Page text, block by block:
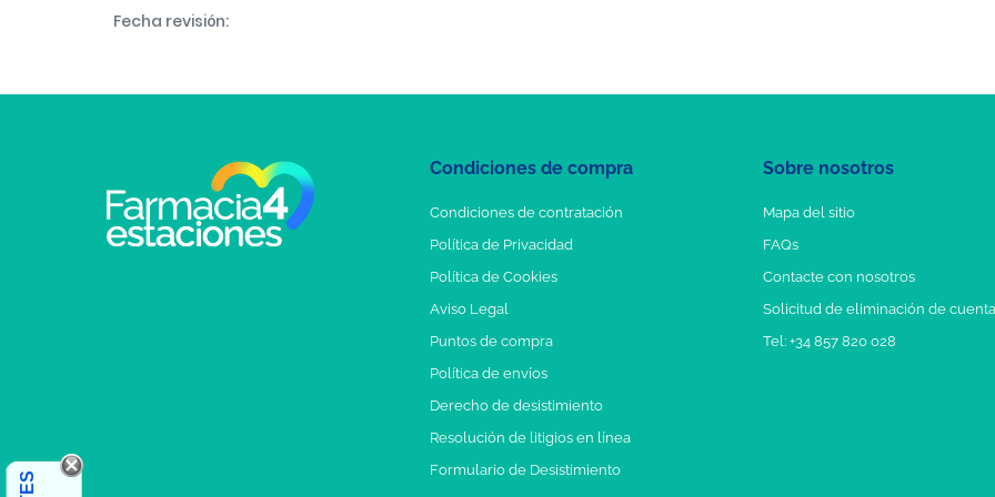
Fecha revisión:
Condiciones de compra
Condiciones de contratación
Política de Privacidad
Política de Cookies
Aviso Legal
Puntos de compra
Política de envíos
Derecho de desistimiento
Resolución de litigios en línea
Formulario de Desistimiento
Sobre nosotros
Mapa del sitio
FAQs
Contacte con nosotros
Solicitud de eliminación de cuenta
Tel: +34 857 820 028